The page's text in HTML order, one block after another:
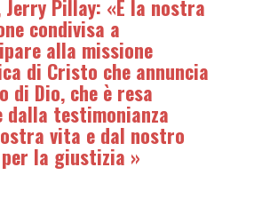
Jerry Pillay: «È la nostra
condivisa a
alla missione
di Cristo che annuncia
di Dio, che è resa
dalla testimonianza
vita e dal nostro
la giustizia »